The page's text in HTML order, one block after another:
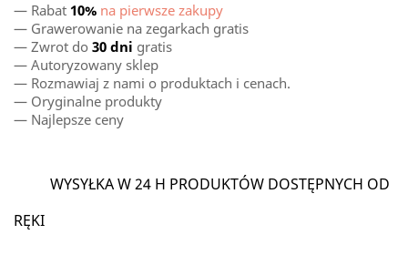
— Rabat 10% na pierwsze zakupy
— Grawerowanie na zegarkach gratis
— Zwrot do 30 dni gratis
— Autoryzowany sklep
— Rozmawiaj z nami o produktach i cenach.
— Oryginalne produkty
— Najlepsze ceny
WYSYŁKA W 24 H PRODUKTÓW DOSTĘPNYCH OD
RĘKI